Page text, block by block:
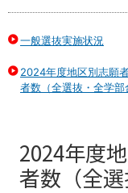
一般選抜実施状況
2024年度地区別志願
者数（全選抜・全学部
2024年度
者数（全選